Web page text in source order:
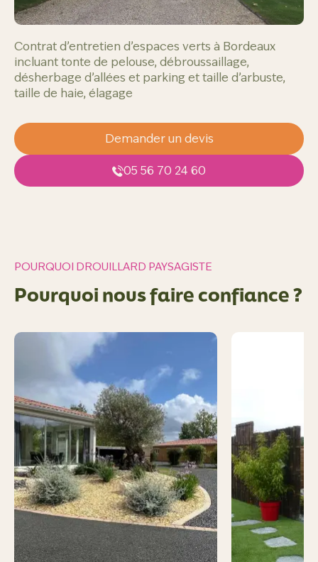
Contrat d’entretien d’espaces verts à Bordeaux
incluant tonte de pelouse, débroussaillage,
désherbage d’allées et parking et taille d’arbuste,
taille de haie, élagage
Demander un devis
05 56 70 24 60
POURQUOI DROUILLARD PAYSAGISTE
Pourquoi nous faire confiance ?